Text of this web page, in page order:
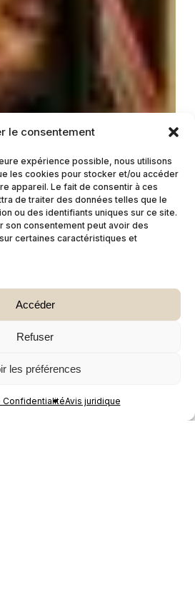
le consentement
expérience possible, nous utilisons
les cookies pour stocker et/ou accéder
appareil. Le fait de consentir à ces
de traiter des données telles que le
ou des identifiants uniques sur ce site.
son consentement peut avoir des
certaines caractéristiques et
Accéder
Refuser
les préférences
ConfidentialitéAvis juridique